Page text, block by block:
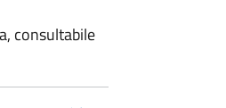
consultabile